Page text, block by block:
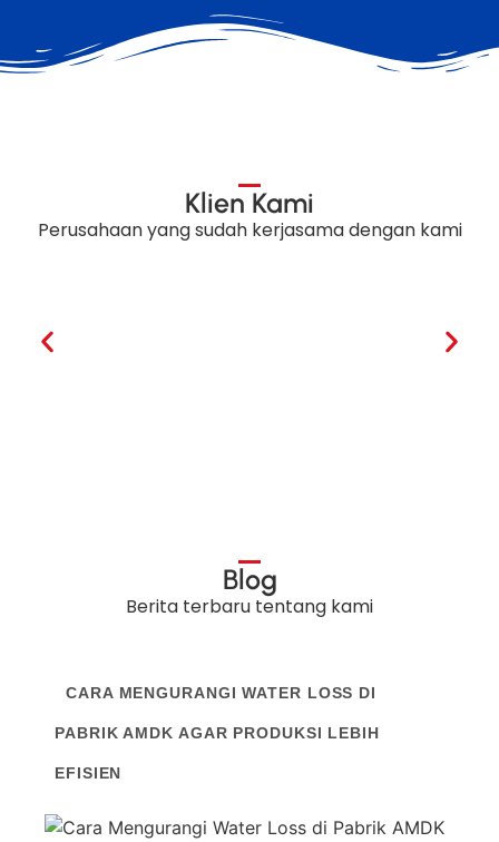
Klien Kami
Perusahaan yang sudah kerjasama dengan kami
Blog
Berita terbaru tentang kami
CARA MENGURANGI WATER LOSS DI
PABRIK AMDK AGAR PRODUKSI LEBIH
EFISIEN